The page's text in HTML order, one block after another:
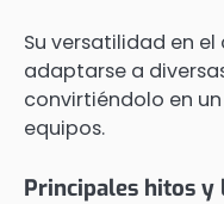
Su versatilidad en
adaptarse a
convirtiéndolo en
equipos.
Principales hitos y